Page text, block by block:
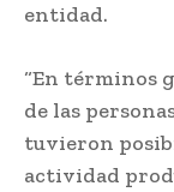
entidad.
“En términos
de las
tuvieron
actividad